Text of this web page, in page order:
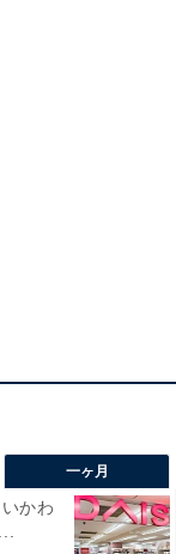
一ヶ月
かわ